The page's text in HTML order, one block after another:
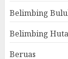
Belimbing
Belimbing
Beruas